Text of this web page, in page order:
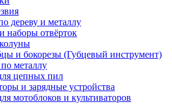
дереву и металлу
наборы отвёрток
и бокорезы (Губцевый инструмент)
металлу
цепных пил
и зарядные устройства
мотоблоков и культиваторов